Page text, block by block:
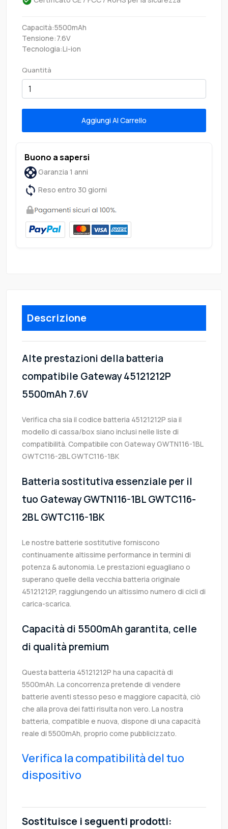
Capacità:5500mAh
Tensione:7.6V
Tecnologia:Li-ion
Quantità
Aggiungi Al Carrello
Buono a sapersi
Garanzia 1 anni
Reso entro 30 giorni
Descrizione
Alte prestazioni della batteria
compatibile Gateway 45121212P
5500mAh 7.6V
Verifica cha sia il codice batteria 45121212P sia il
modello di cassa/box siano inclusi nelle liste di
compatibilità. Compatibile con Gateway GWTN116-1BL
GWTC116-2BL GWTC116-1BK
Batteria sostitutiva essenziale per il
tuo Gateway GWTN116-1BL GWTC116-
2BL GWTC116-1BK
Le nostre batterie sostitutive forniscono
continuamente altissime performance in termini di
potenza & autonomia. Le prestazioni eguagliano o
superano quelle della vecchia batteria originale
45121212P, raggiungendo un altissimo numero di cicli di
carica-scarica.
Capacità di 5500mAh garantita, celle
di qualità premium
Questa batteria 45121212P ha una capacità di
5500mAh. La concorrenza pretende di vendere
batterie aventi stesso peso e maggiore capacità, ciò
che alla prova dei fatti risulta non vero. La nostra
batteria, compatible e nuova, dispone di una capacità
reale di 5500mAh, proprio come pubblicizzato.
Verifica la compatibilità del tuo
dispositivo
Sostituisce i seguenti prodotti: